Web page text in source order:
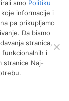
smo Politiku
informacije i
pa prikupljamo
Da bismo
stranica,
funkcionalnih i
stranice Naj-